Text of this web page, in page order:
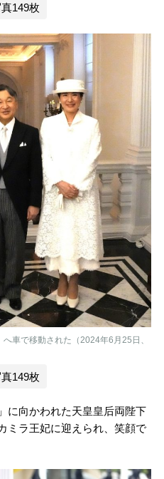
149枚
車で移動された（2024年6月25日、
149枚
に向かわれた天皇皇后両陛下
ミラ王妃に迎えられ、笑顔で